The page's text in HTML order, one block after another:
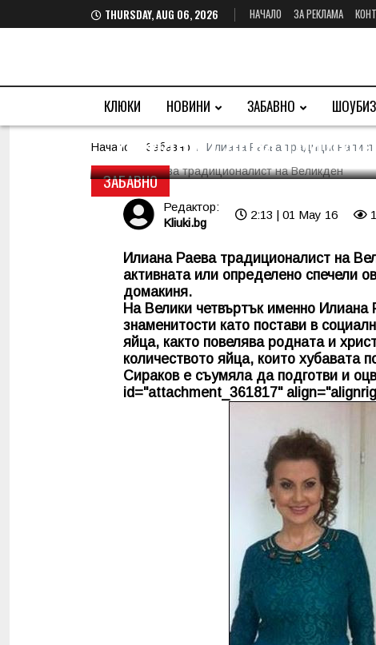
THURSDAY, AUG 06, 2026 НАЧАЛО ЗА РЕКЛАМА
КЛЮКИ НОВИНИ ЗАБАВНО
Начало Забавно Илиана Раева традиционалист
ЗАБАВНО
Илиана Раева
Редактор:
Kliuki.bg
2:13 | 01 May 16
Илиана Раева традиционалист на
активната или определено спечели
домакиня.
На Велики четвъртък именно Илиана
знаменитости като постави в
яйца, както повелява родната и
количеството яйца, които хубавата
Сираков е съумяла да подготви и
id="attachment_361817"